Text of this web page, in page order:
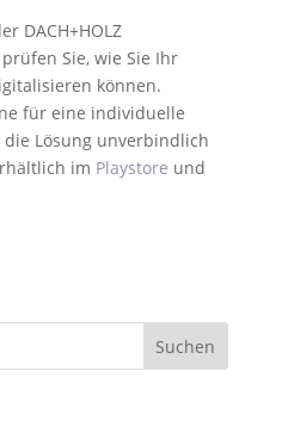
DACH+HOLZ
Sie, wie Sie Ihr
können.
für eine individuelle
Lösung unverbindlich
im Playstore und